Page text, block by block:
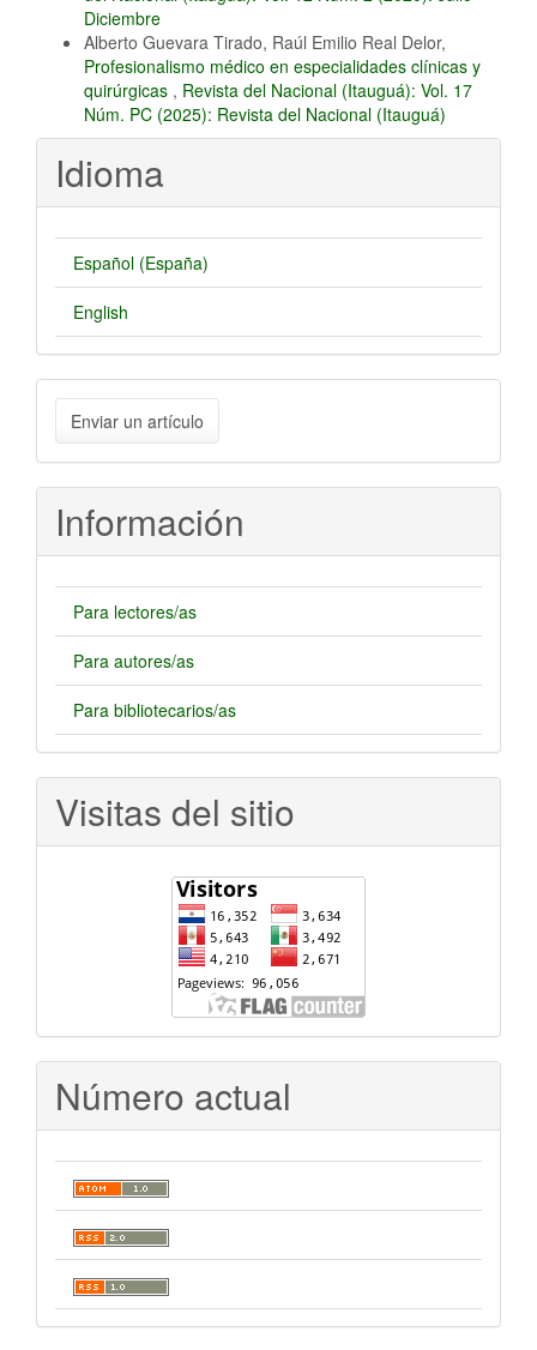
Diciembre
Alberto Guevara Tirado, Raúl Emilio Real Delor,
Profesionalismo médico en especialidades clínicas y
quirúrgicas , Revista del Nacional (Itauguá): Vol. 17
Núm. PC (2025): Revista del Nacional (Itauguá)
Idioma
Español (España)
English
Enviar
un
artículo
Enviar un artículo
Información
Para lectores/as
Para autores/as
Para bibliotecarios/as
Visitas del sitio
Número actual